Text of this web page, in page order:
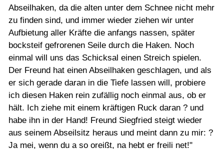
Abseilhaken, da die alten unter dem Schnee nicht mehr
zu finden sind, und immer wieder ziehen wir unter
Aufbietung aller Kräfte die anfangs nassen, später
bocksteif gefrorenen Seile durch die Haken. Noch
einmal will uns das Schicksal einen Streich spielen.
Der Freund hat einen Abseilhaken geschlagen, und als
er sich gerade daran in die Tiefe lassen will, probiere
ich diesen Haken rein zufällig noch einmal aus, ob er
hält. Ich ziehe mit einem kräftigen Ruck daran ? und
habe ihn in der Hand! Freund Siegfried steigt wieder
aus seinem Abseilsitz heraus und meint dann zu mir: ?
Ja mei, wenn du a so oreißt, na hebt er freili net!"